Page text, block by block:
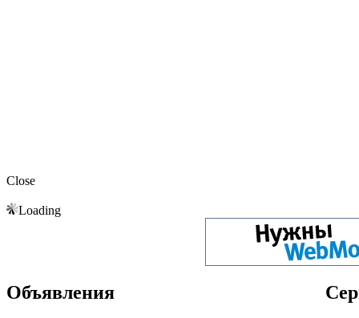
Close
Loading
Объявления